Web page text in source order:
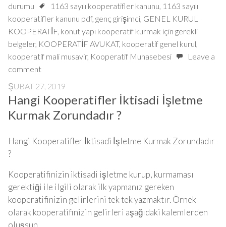
durumu
1163 sayılı kooperatifler kanunu 1163 sayılı
kooperatifler kanunu pdf, genç girişimci GENEL KURUL
KOOPERATİF konut yapı kooperatif kurmak için gerekli
belgeler, KOOPERATİF AVUKAT, kooperatif genel kurul
kooperatif mali musavir, Kooperatif Muhasebesi
Leave a
comment
ŞUBAT 27, 2019
Hangi Kooperatifler İktisadi İşletme
Kurmak Zorundadır ?
Hangi Kooperatifler İktisadi İşletme Kurmak Zorundadır
?
Kooperatifinizin iktisadi işletme kurup, kurmaması
gerektiği ile ilgili olarak ilk yapmanız gereken
kooperatifinizin gelirlerini tek tek yazmaktır. Örnek
olarak kooperatifinizin gelirleri aşağıdaki kalemlerden
oluşsun